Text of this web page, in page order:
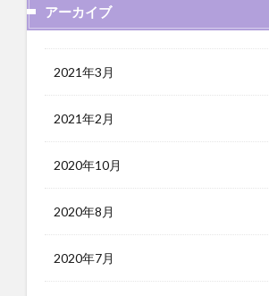
アーカイブ
2021年3月
2021年2月
2020年10月
2020年8月
2020年7月